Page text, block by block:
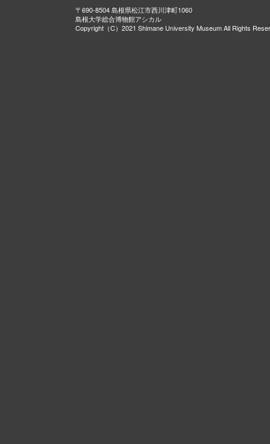
〒690-8504 島根県松江市西川津町1060
島根大学総合博物館アシカル
Copyright（C）2021 Shimane University Museum All Rights